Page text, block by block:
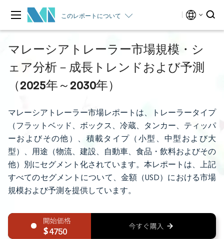
このレポートについて
マレーシアトレーラー市場規模・シ
ェア分析－成長トレンドおよび予測
（2025年～2030年）
マレーシアトレーラー市場レポートは、トレーラータイプ
（フラットベッド、ボックス、冷蔵、タンカー、ティッパ
ーおよびその他）、積載タイプ（小型、中型および大
型）、用途（物流、建設、自動車、食品・飲料およびその
他）別にセグメント化されています。本レポートは、上記
すべてのセグメントについて、金額（USD）における市場
規模および予測を提供しています。
4750